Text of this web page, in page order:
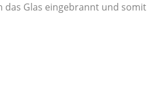
das Glas eingebrannt und somit